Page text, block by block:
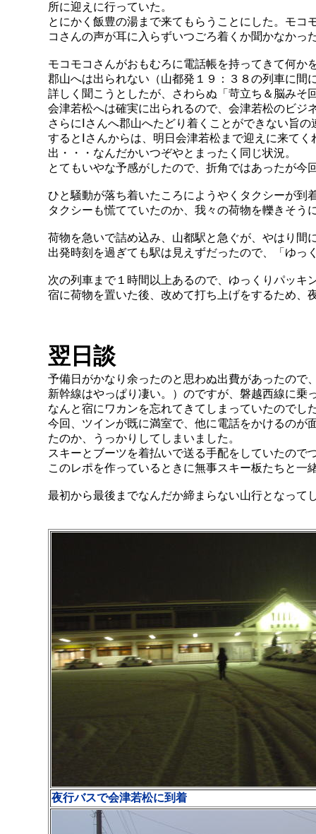
所に迎えに行っていた。
とにかく飯豊の湯まで来てもらうことにした。モ
コさんの声が耳に入らずいつごろ着くか聞かなか
モコモコさんがおもむろに電話帳を持ってきて何か
郡山へは出られない（山都発１９：３８の列車に間
詳しく聞こうとしたが、さわらぬ「苛立ち＆脳みそ
会津若松へは確実に出られるので、会津若松のビジ
さらにⅠさんへ郡山へたどり着くことができない旨の
するとⅠさんからは、明日会津若松まで迎えに来て
出・・・なんだかいつぞやとまったく同じ状況。
とてもいやな予感がしたので、折角ではあったが
ひと騒動が落ち着いたころにようやくタクシーが到
タクシーも慌てていたのか、我々の荷物を轢きそう
荷物を急いで詰め込み、山都駅と急ぐが、やはり間
出発時刻を過ぎても駅は見えずだったので、「ゆ
次の列車まで１時間以上あるので、ゆっくりパッ
宿に荷物を置いた後、改めて打ち上げをするため、
翌日談
予備日がかなり余ったのと思わぬ出費があったので
新幹線はやっぱり凄い。）のですが、磐越西線に乗
なんと宿にワカンを忘れてきてしまっていたのでし
今回、ツインが既に満室で、他に電話をかけるのが
たのか、うっかりしてしまいました。
スキーとブーツを着払いで送る手配をしていたので
このレポを作っているときに無事スキー板たちと一
最初から最後までなんだか締まらない山行となって
夜行バスで会津若松に到着